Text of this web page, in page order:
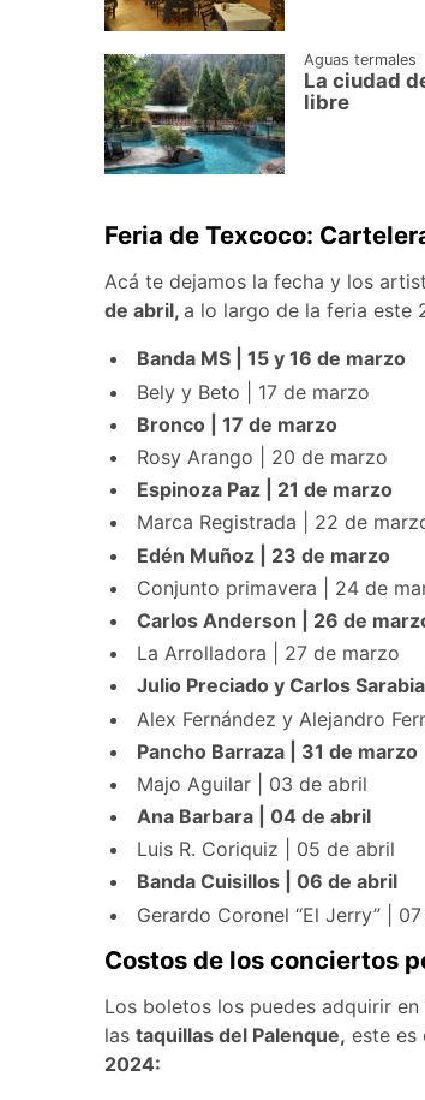
Aguas termales
La ciudad
libre
Feria de Texcoco:
Acá te dejamos la fecha y los
de abril, a lo largo de la feria este
Banda MS | 15 y 16 de marzo
Bely y Beto | 17 de marzo
Bronco | 17 de marzo
Rosy Arango | 20 de marzo
Espinoza Paz | 21 de marzo
Marca Registrada | 22 de
Edén Muñoz | 23 de marzo
Conjunto primavera | 24 de
Carlos Anderson | 26 de
La Arrolladora | 27 de marzo
Julio Preciado y Carlos
Alex Fernández y Alejandro
Pancho Barraza | 31 de marzo
Majo Aguilar | 03 de abril
Ana Barbara | 04 de abril
Luis R. Coriquiz | 05 de abril
Banda Cuisillos | 06 de abril
Gerardo Coronel “El Jerry” |
Costos de los conciertos
Los boletos los puedes adquirir
las taquillas del Palenque, este es
2024: